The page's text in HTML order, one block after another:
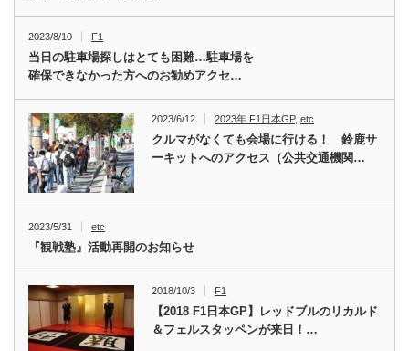
2023/8/10 F1
当日の駐車場探しはとても困難…駐車場を
確保できなかった方へのお勧めアクセ…
2023/6/12 2023年 F1日本GP,etc
クルマがなくても会場に行ける！ 鈴鹿サ
ーキットへのアクセス（公共交通機関…
2023/5/31 etc
『観戦塾』活動再開のお知らせ
2018/10/3 F1
【2018 F1日本GP】レッドブルのリカルド
＆フェルスタッペンが来日！…